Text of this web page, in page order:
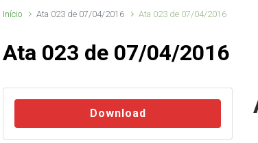
Início Ata 023 de 07/04/2016 Ata 023 de 07/04/2016
Ata 023 de 07/04/2016
Download